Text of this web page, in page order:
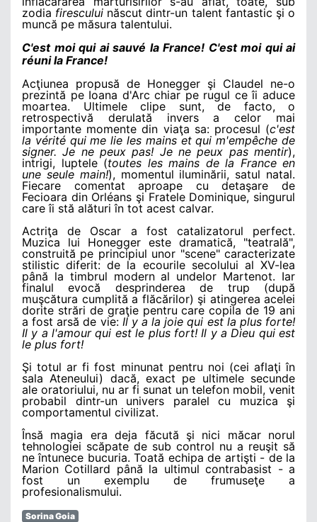
zodia firescului născut dintr-un talent fantastic şi o
muncă pe măsura talentului.
C'est moi qui ai sauvé la France! C'est moi qui ai
réuni la France!
Acţiunea propusă de Honegger şi Claudel ne-o
prezintă pe Ioana d'Arc chiar pe rugul ce îi aduce
moartea. Ultimele clipe sunt, de facto, o
retrospectivă derulată invers a celor mai
importante momente din viaţa sa: procesul (c'est
la vérité qui me lie les mains et qui m'empêche de
signer. Je ne peux pas! Je ne peux pas mentir),
intrigi, luptele (toutes les mains de la France en
une seule main!), momentul iluminării, satul natal.
Fiecare comentat aproape cu detaşare de
Fecioara din Orléans şi Fratele Dominique, singurul
care îi stă alături în tot acest calvar.
Actriţa de Oscar a fost catalizatorul perfect.
Muzica lui Honegger este dramatică, "teatrală",
construită pe principiul unor "scene" caracterizate
stilistic diferit: de la ecourile secolului al XV-lea
până la timbrul modern al undelor Martenot. Iar
finalul evocă desprinderea de trup (după
muşcătura cumplită a flăcărilor) şi atingerea acelei
dorite strări de graţie pentru care copila de 19 ani
a fost arsă de vie: Il y a la joie qui est la plus forte!
Il y a l'amour qui est le plus fort! Il y a Dieu qui est
le plus fort!
Şi totul ar fi fost minunat pentru noi (cei aflaţi în
sala Ateneului) dacă, exact pe ultimele secunde
ale oratoriului, nu ar fi sunat un telefon mobil, venit
probabil dintr-un univers paralel cu muzica şi
comportamentul civilizat.
Însă magia era deja făcută şi nici măcar norul
tehnologiei scăpate de sub control nu a reuşit să
ne întunece bucuria. Toată echipa de artişti - de la
Marion Cotillard până la ultimul contrabasist - a
fost un exemplu de frumuseţe a
profesionalismului.
Sorina Goia